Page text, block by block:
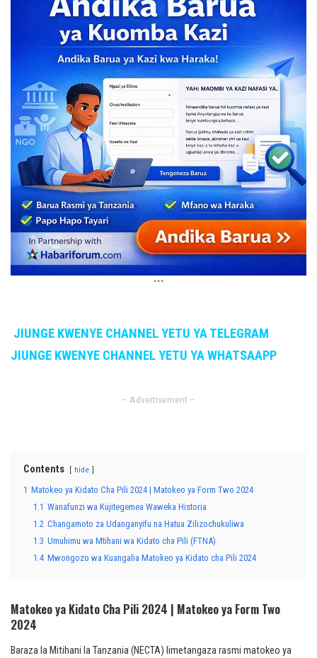
```
JIUNGE KWENYE CHANNEL YETU YA TELEGRAM
JIUNGE KWENYE CHANNEL YETU YA WHATSAAPP
– Advertisement –
Contents hide
1 Matokeo ya Kidato Cha Pili 2024 | Matokeo ya Form Two 2024
1.1 Wanafunzi wa Kujitegemea Waweka Historia
1.2 Changamoto za Udanganyifu na Hatua Zilizochukuliwa
1.3 Umuhimu wa Mtihani wa Kidato cha Pili (FTNA)
1.4 Mwongozo wa Kuangalia Matokeo ya Kidato cha Pili 2024
Matokeo ya Kidato Cha Pili 2024 | Matokeo ya Form Two
2024
Baraza la Mitihani la Tanzania (NECTA) limetangaza rasmi matokeo ya